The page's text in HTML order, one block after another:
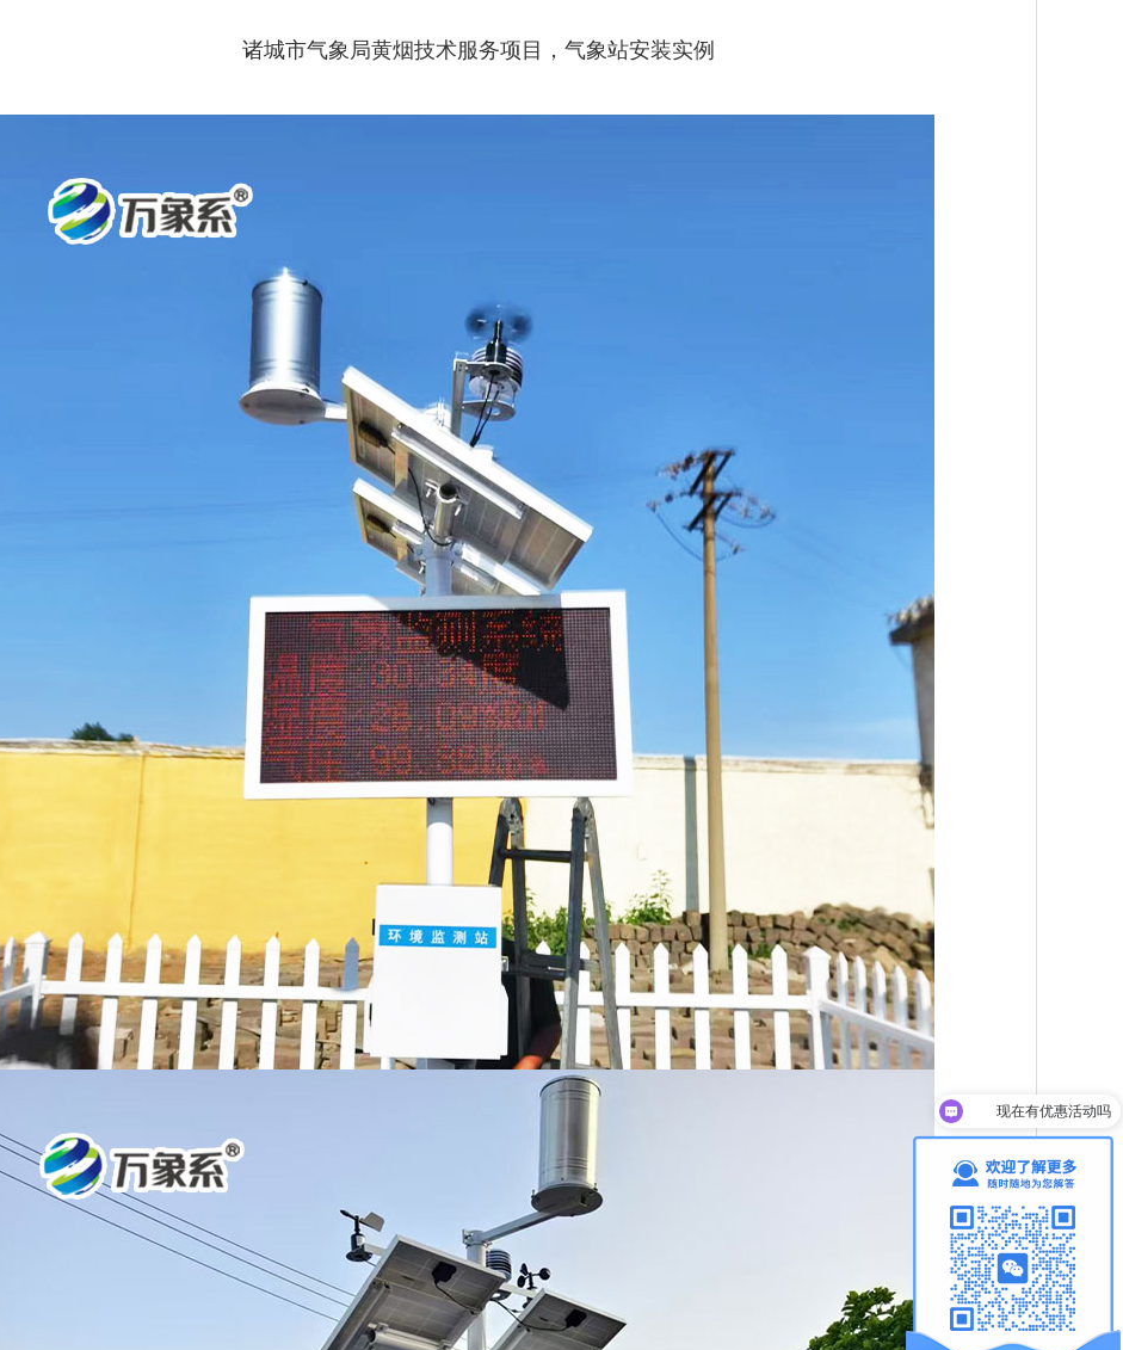
诸城市气象局黄烟技术服务项目，气象站安装实例
可以介绍下你们的产品么